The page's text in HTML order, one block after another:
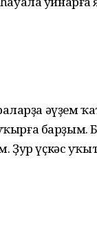
әүҙем
барҙым.
Ҙур үҫкәс